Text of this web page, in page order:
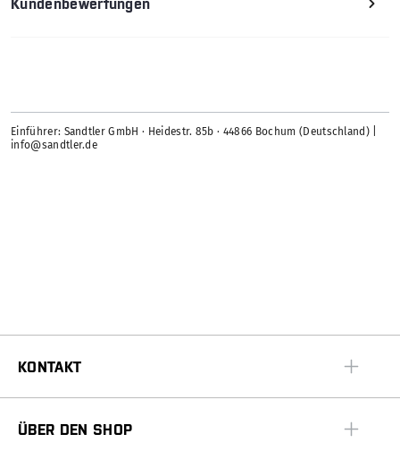
Kundenbewertungen
Einführer: Sandtler GmbH · Heidestr. 85b · 44866 Bochum (Deutschland) |
info@sandtler.de
KONTAKT
ÜBER DEN SHOP